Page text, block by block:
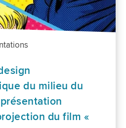
du milieu du
du film «